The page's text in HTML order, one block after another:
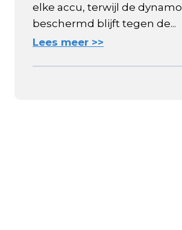
elke accu, terwijl de dynamo
beschermd blijft tegen de...
Lees meer >>